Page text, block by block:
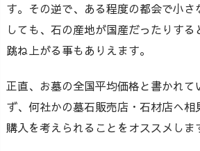
す。その逆で、ある程度の都会で小さ
しても、石の産地が国産だったりす
跳ね上がる事もありえます。
正直、お墓の全国平均価格と書かれて
ず、何社かの墓石販売店・石材店へ相
購入を考えられることをオススメしま